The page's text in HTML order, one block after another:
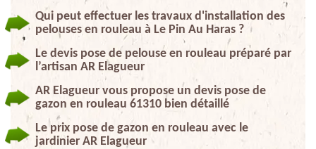
Qui peut effectuer les travaux d'installation des
pelouses en rouleau à Le Pin Au Haras ?
Le devis pose de pelouse en rouleau préparé par
l’artisan AR Elagueur
AR Elagueur vous propose un devis pose de
gazon en rouleau 61310 bien détaillé
Le prix pose de gazon en rouleau avec le
jardinier AR Elagueur